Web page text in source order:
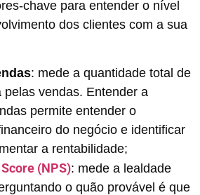
chave para entender o nível
dos clientes com a sua
: mede a quantidade total de
pelas vendas. Entender a
permite entender o
do negócio e identificar
a rentabilidade;
(NPS): mede a lealdade
o quão provável é que